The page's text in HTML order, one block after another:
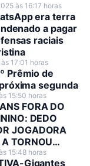
às 16:17 horas
era terra
a pagar
raciais
17:01 horas
Prêmio de
segunda
15:50 horas
FORA DO
DEDO
JOGADORA
TORNOU
PAÍS
15:48 horas
Gigantes